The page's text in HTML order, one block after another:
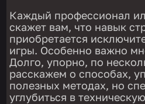
Каждый профессионал
скажет вам, что навык
приобретается
игры. Особенно важно
Долго, упорно, по
расскажем о способах,
полезных методах, но
углубиться в